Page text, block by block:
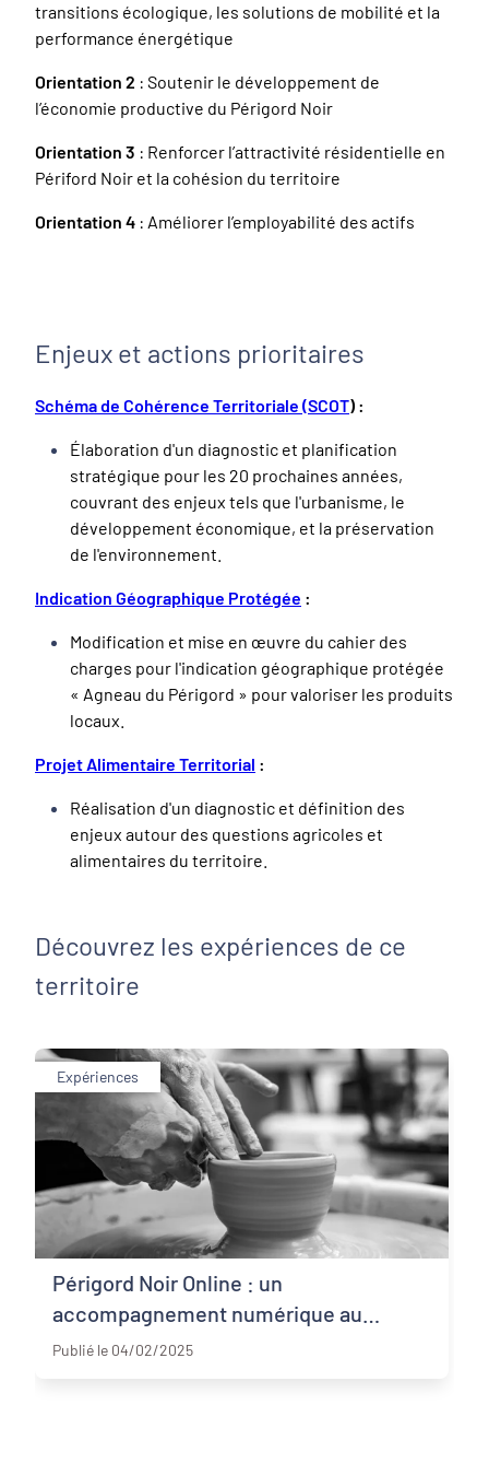
transitions écologique, les solutions de mobilité et la
performance énergétique
Orientation 2 : Soutenir le développement de
l’économie productive du Périgord Noir
Orientation 3 : Renforcer l’attractivité résidentielle en
Périford Noir et la cohésion du territoire
Orientation 4 : Améliorer l’employabilité des actifs
Enjeux et actions prioritaires
Schéma de Cohérence Territoriale (SCOT) :
Élaboration d'un diagnostic et planification
stratégique pour les 20 prochaines années,
couvrant des enjeux tels que l'urbanisme, le
développement économique, et la préservation
de l'environnement.
Indication Géographique Protégée :
Modification et mise en œuvre du cahier des
charges pour l'indication géographique protégée
« Agneau du Périgord » pour valoriser les produits
locaux.
Projet Alimentaire Territorial :
Réalisation d'un diagnostic et définition des
enjeux autour des questions agricoles et
alimentaires du territoire.
Découvrez les expériences de ce
territoire
Expériences
Périgord Noir Online : un
accompagnement numérique au
service du développement économique
Publié le 04/02/2025